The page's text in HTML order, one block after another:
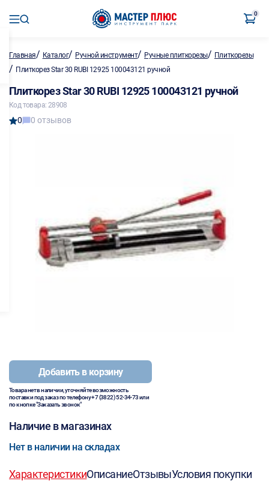
0
Главная/ Каталог/ Ручной инструмент/ Ручные плиткорезы/ Плиткорезы
/ Плиткорез Star 30 RUBI 12925 100043121 ручной
Плиткорез Star 30 RUBI 12925 100043121 ручной
Код товара: 28908
0 0 отзывов
Добавить в корзину
Товара нет в наличии, уточняйте возможность
поставки под заказ по телефону+7 (3822) 52-34-73или
по кнопке "Заказать звонок"
Наличие в магазинах
Нет в наличии на складах
ХарактеристикиОписаниеОтзывыУсловия покупки